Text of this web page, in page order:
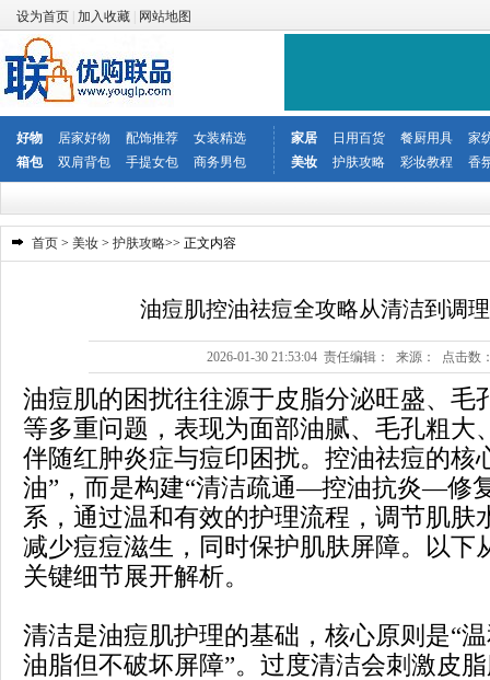
设为首页 加入收藏 网站地图
好物 居家好物 配饰推荐 女装精选 家居 日用百货 餐厨用具
家
箱包
双肩背包 手提女包 商务男包 美妆 护肤攻略 彩妆教程 香
首页 > 美妆 > 护肤攻略>> 正文内容
油痘肌控油祛痘全攻略从清洁到调
2026-01-30 21:53:04 责任编辑： 来源： 点击数
油痘肌的困扰往往源于皮脂分泌旺盛、毛
等多重问题，表现为面部油腻、毛孔粗大
伴随红肿炎症与痘印困扰。控油祛痘的核
油”，而是构建“清洁疏通—控油抗炎—修
系，通过温和有效的护理流程，调节肌肤
减少痘痘滋生，同时保护肌肤屏障。以下
关键细节展开解析。
清洁是油痘肌护理的基础，核心原则是“
油脂但不破坏屏障”。过度清洁会刺激皮